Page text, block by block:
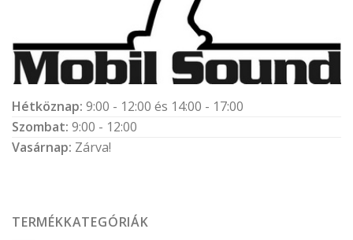
Hétköznap: 9:00 - 12:00 és 14:00 - 17:00
Szombat: 9:00 - 12:00
Vasárnap: Zárva!
TERMÉKKATEGÓRIÁK